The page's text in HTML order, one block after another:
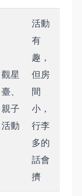
觀星
臺、
親子
活動
活動
有
趣，
但房
間
小，
行李
多的
話會
擠